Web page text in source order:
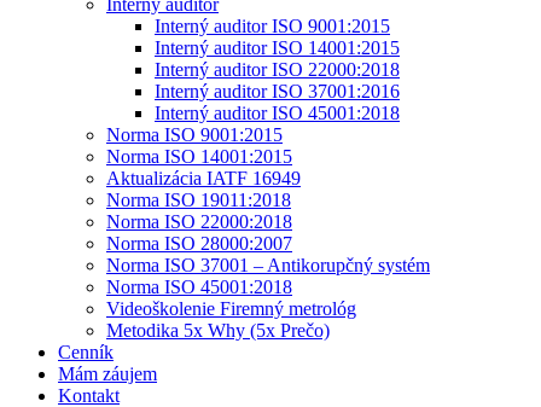
Interný auditor
Interný auditor ISO 9001:2015
Interný auditor ISO 14001:2015
Interný auditor ISO 22000:2018
Interný auditor ISO 37001:2016
Interný auditor ISO 45001:2018
Norma ISO 9001:2015
Norma ISO 14001:2015
Aktualizácia IATF 16949
Norma ISO 19011:2018
Norma ISO 22000:2018
Norma ISO 28000:2007
Norma ISO 37001 – Antikorupčný systém
Norma ISO 45001:2018
Videoškolenie Firemný metrológ
Metodika 5x Why (5x Prečo)
Cenník
Mám záujem
Kontakt